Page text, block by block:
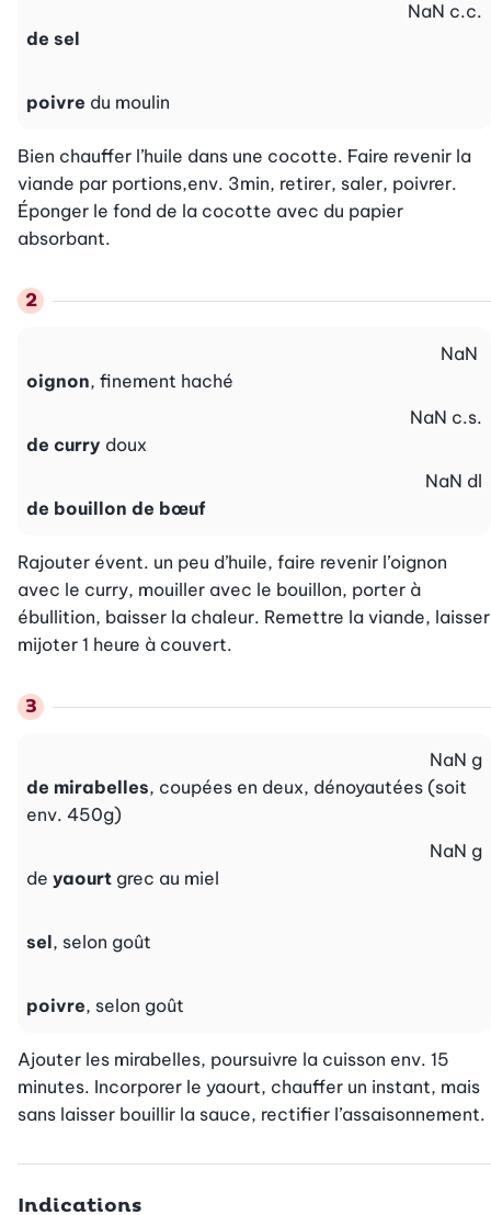
de sel
NaN c.c.
poivre du moulin
Bien chauffer l’huile dans une cocotte. Faire revenir la
viande par portions,env. 3min, retirer, saler, poivrer.
Éponger le fond de la cocotte avec du papier
absorbant.
oignon, finement haché
NaN
de curry doux
NaN c.s.
de bouillon de bœuf
NaN dl
Rajouter évent. un peu d’huile, faire revenir l’oignon
avec le curry, mouiller avec le bouillon, porter à
ébullition, baisser la chaleur. Remettre la viande, laisser
mijoter 1 heure à couvert.
de mirabelles, coupées en deux, dénoyautées (soit
env. 450g)
NaN g
de yaourt grec au miel
NaN g
sel, selon goût
poivre, selon goût
Ajouter les mirabelles, poursuivre la cuisson env. 15
minutes. Incorporer le yaourt, chauffer un instant, mais
sans laisser bouillir la sauce, rectifier l’assaisonnement.
Indications